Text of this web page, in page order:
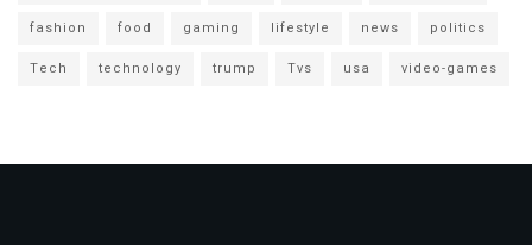
fashion
food gaming lifestyle news
politics
Tech
technology trump Tvs usa video-games